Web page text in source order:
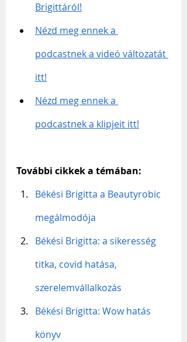
Brigittáról!
Nézd meg ennek a
podcastnek a videó változatát
itt!
Nézd meg ennek a
podcastnek a klipjeit itt!
További cikkek a témában:
Békési Brigitta a Beautyrobic
megálmodója
Békési Brigitta: a sikeresség
titka, covid hatása,
szerelemvállalkozás
Békési Brigitta: Wow hatás
könyv